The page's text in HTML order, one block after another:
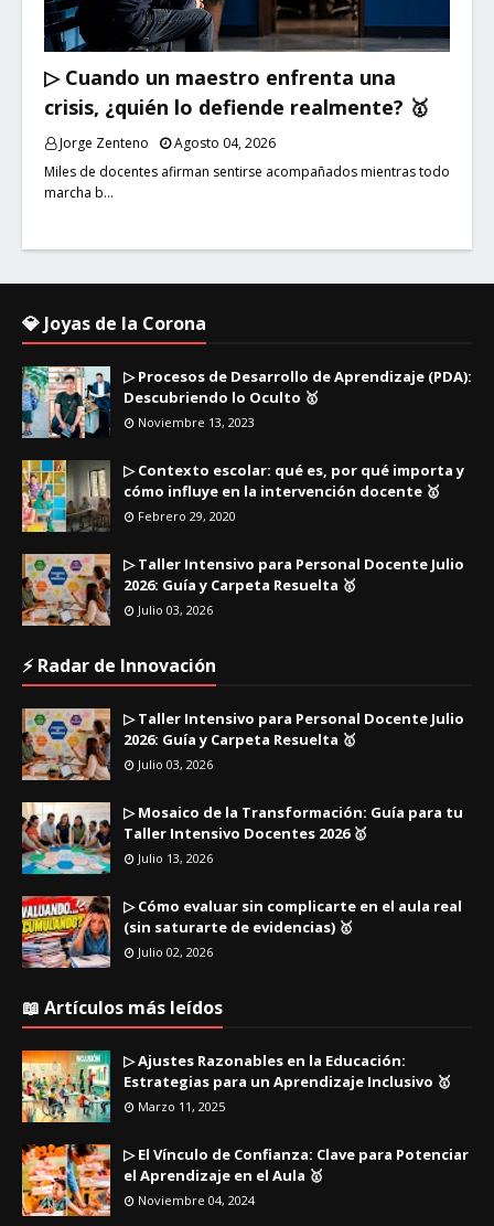
▷ Cuando un maestro enfrenta una
crisis, ¿quién lo defiende realmente? 🥇
Jorge Zenteno
Agosto 04, 2026
Miles de docentes afirman sentirse acompañados mientras todo
marcha b…
💎 Joyas de la Corona
▷ Procesos de Desarrollo de Aprendizaje (PDA):
Descubriendo lo Oculto 🥇
Noviembre 13, 2023
▷ Contexto escolar: qué es, por qué importa y
cómo influye en la intervención docente 🥇
Febrero 29, 2020
▷ Taller Intensivo para Personal Docente Julio
2026: Guía y Carpeta Resuelta 🥇
Julio 03, 2026
⚡ Radar de Innovación
▷ Taller Intensivo para Personal Docente Julio
2026: Guía y Carpeta Resuelta 🥇
Julio 03, 2026
▷ Mosaico de la Transformación: Guía para tu
Taller Intensivo Docentes 2026 🥇
Julio 13, 2026
▷ Cómo evaluar sin complicarte en el aula real
(sin saturarte de evidencias) 🥇
Julio 02, 2026
📖 Artículos más leídos
▷ Ajustes Razonables en la Educación:
Estrategias para un Aprendizaje Inclusivo 🥇
Marzo 11, 2025
▷ El Vínculo de Confianza: Clave para Potenciar
el Aprendizaje en el Aula 🥇
Noviembre 04, 2024